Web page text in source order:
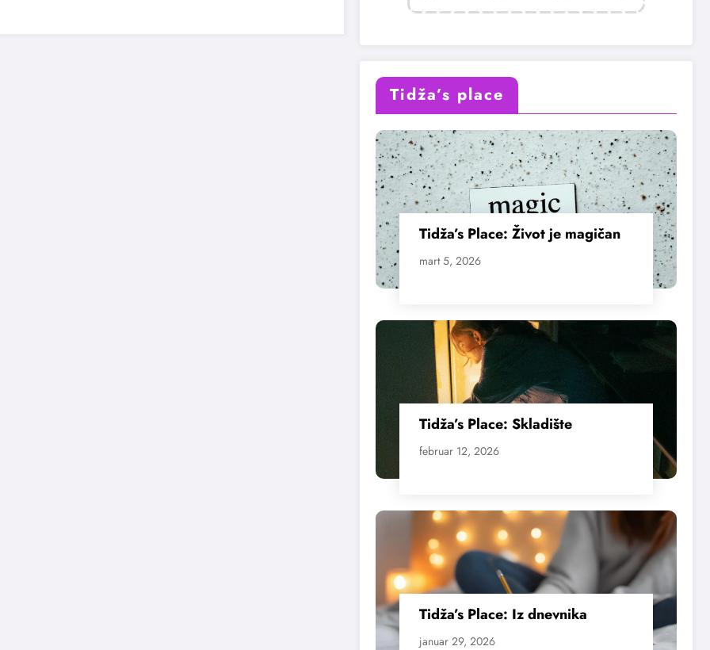
Tidža’s place
Tidža’s Place: Život je magičan
mart 5, 2026
Tidža’s Place: Skladište
februar 12, 2026
Tidža’s Place: Iz dnevnika
januar 29, 2026